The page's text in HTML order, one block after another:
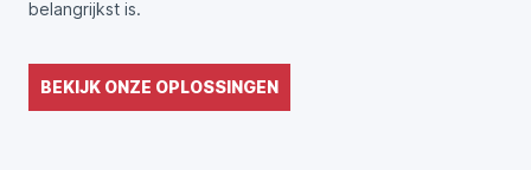
belangrijkst is.
BEKIJK ONZE OPLOSSINGEN